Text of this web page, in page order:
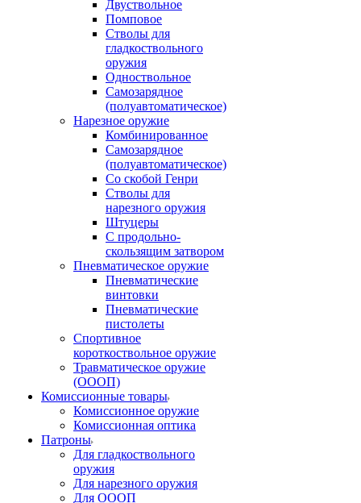
Двуствольное
Помповое
Стволы для
гладкоствольного
оружия
Одноствольное
Самозарядное
(полуавтоматическое)
Нарезное оружие
Комбинированное
Самозарядное
(полуавтоматическое)
Со скобой Генри
Стволы для
нарезного оружия
Штуцеры
С продольно-
скользящим затвором
Пневматическое оружие
Пневматические
винтовки
Пневматические
пистолеты
Спортивное
короткоствольное оружие
Травматическое оружие
(ОООП)
Комиссионные товары
Комиссионное оружие
Комиссионная оптика
Патроны
Для гладкоствольного
оружия
Для нарезного оружия
Для ОООП